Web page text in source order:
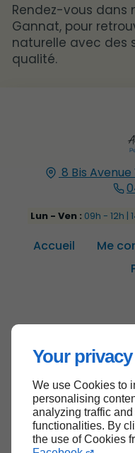
Your
We use Cookies to
personalising
analyzing traffic
functionalities. By
the use of Cookies
Rendez-vous dans
Gannat, pour
naturelle avec des
qualité.
8 Bis Avenue
Lun - Ven : 09h - 12h |
Accueil Me